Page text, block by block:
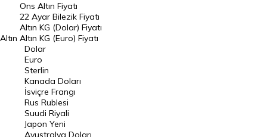
Döviz Kuru
Dolar Kuru
Euro Kuru
Pound Kuru
Frank Kuru
Riyal Kuru
Avustralya Doları
Altın
Ons Altın Fiyatı
22 Ayar Bilezik Fiyatı
Altın KG (Dolar) Fiyatı
Altın KG (Euro) Fiyatı
Dolar
Euro
Sterlin
Kanada Doları
İsviçre Frangı
Rus Rublesi
Suudi Riyali
Japon Yeni
Avustralya Doları